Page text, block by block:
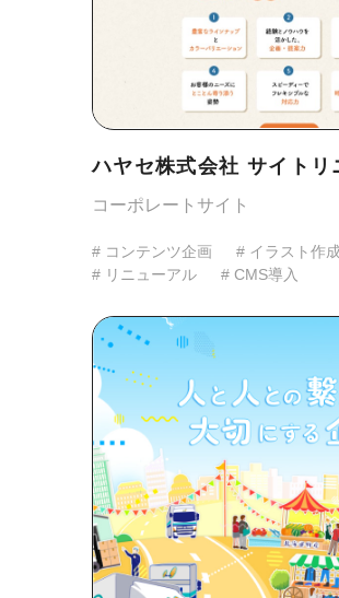
ハヤセ株式会社 サイトリ
コーポレートサイト
# コンテンツ企画
# イラスト作
# リニューアル
# CMS導入